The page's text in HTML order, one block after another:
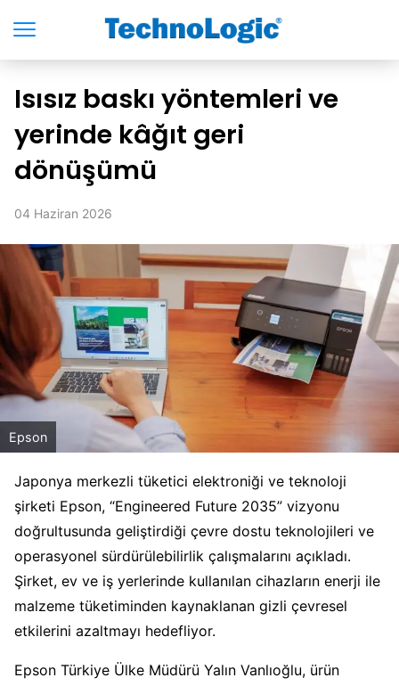
Isısız baskı yöntemleri ve
yerinde kâğıt geri
dönüşümü
04 Haziran 2026
Epson
Japonya merkezli tüketici elektroniği ve teknoloji
şirketi Epson, “Engineered Future 2035” vizyonu
doğrultusunda geliştirdiği çevre dostu teknolojileri ve
operasyonel sürdürülebilirlik çalışmalarını açıkladı.
Şirket, ev ve iş yerlerinde kullanılan cihazların enerji ile
malzeme tüketiminden kaynaklanan gizli çevresel
etkilerini azaltmayı hedefliyor.
Epson Türkiye Ülke Müdürü Yalın Vanlıoğlu, ürün